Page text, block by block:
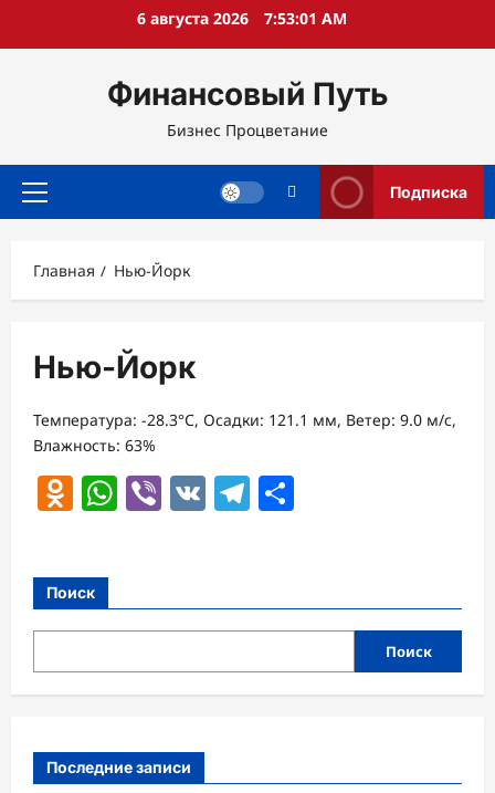
6 августа 2026 7:53:02 AM
Финансовый Путь
Бизнес Процветание
Основное
Подписка
Главная Нью-Йорк
Нью-Йорк
Температура: -28.3°C, Осадки: 121.1 мм, Ветер: 9.0 м/с,
Влажность: 63%
Odnoklassniki
WhatsApp
Viber
VK Telegram
Поиск
Поиск
Последние записи